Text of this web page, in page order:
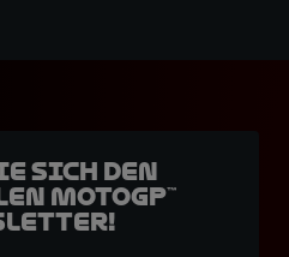
sich den
MotoGP™